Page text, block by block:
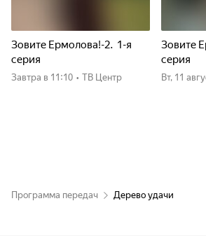
Зовите Ермолова!-2. 1-я
серия
Завтра в 11:10 • ТВ Центр
Зовите
серия
вт, 11
Программа передач Дерево удачи